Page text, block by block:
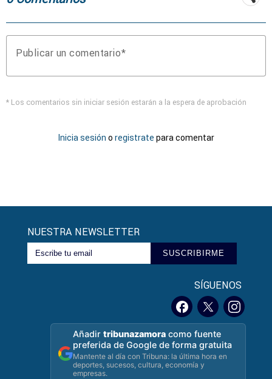
Publicar un comentario
* Los comentarios sin iniciar sesión estarán a la espera de aprobación
Inicia sesión o registrate para comentar
NUESTRA NEWSLETTER
SUSCRIBIRME
SÍGUENOS
Añadirtribunazamora como fuente
preferida de Google de forma gratuita
Mantente al día con Tribuna: la última hora en
deportes, sucesos, cultura, economía y
empresas.